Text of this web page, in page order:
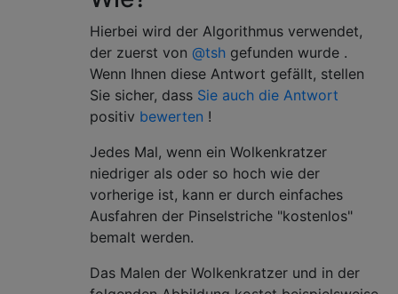
Hierbei wird der Algorithmus verwendet,
der zuerst von @tsh gefunden wurde .
Wenn Ihnen diese Antwort gefällt, stellen
Sie sicher, dass Sie auch die Antwort
positiv bewerten !
Jedes Mal, wenn ein Wolkenkratzer
niedriger als oder so hoch wie der
vorherige ist, kann er durch einfaches
Ausfahren der Pinselstriche "kostenlos"
bemalt werden.
Das Malen der Wolkenkratzer und in der